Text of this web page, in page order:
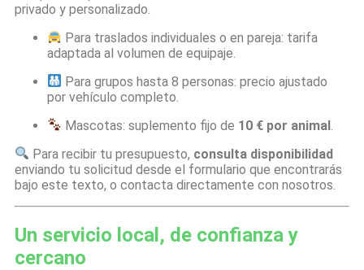
privado y personalizado.
Para traslados individuales o en pareja: tarifa
adaptada al volumen de equipaje.
Para grupos hasta 8 personas: precio ajustado
por vehículo completo.
Mascotas: suplemento fijo de 10 € por animal
Para recibir tu presupuesto, consulta disponibilidad
enviando tu solicitud desde el formulario que encontrarás
bajo este texto, o contacta directamente con nosotros.
Un servicio local, de confianza y
cercano